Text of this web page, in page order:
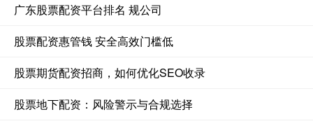
广东股票配资平台排名 规公司
股票配资惠管钱 安全高效门槛低
股票期货配资招商，如何优化SEO收录
股票地下配资：风险警示与合规选择